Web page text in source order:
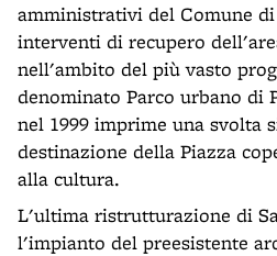
amministrativi del Comune
interventi di recupero
nell'ambito del più vasto
denominato Parco urbano di
nel 1999 imprime una svolta
destinazione della Piazza
alla cultura.
L'ultima ristrutturazione di
l'impianto del preesistente